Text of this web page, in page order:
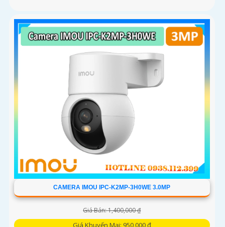
CAMERA IMOU IPC-K2MP-3H0WE 3.0MP
Giá Bán: 1,400,000 ₫